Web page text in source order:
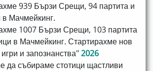
939 Бързи Срещи, 94 партита и
в Мачмейкинг.
1007 Бързи Срещи, 103 партита
в Мачмейкинг. Стартирахме нов
и запознанства" 2026
да събираме стотици щастливи